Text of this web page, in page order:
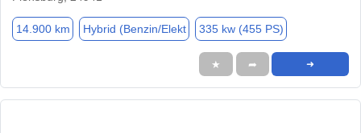
14.900 km Hybrid (Benzin/Elekt 335 kw (455 PS)
★ ➦ ➜